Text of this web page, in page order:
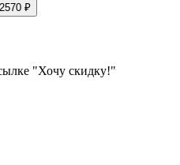
₽
"Хочу скидку!"